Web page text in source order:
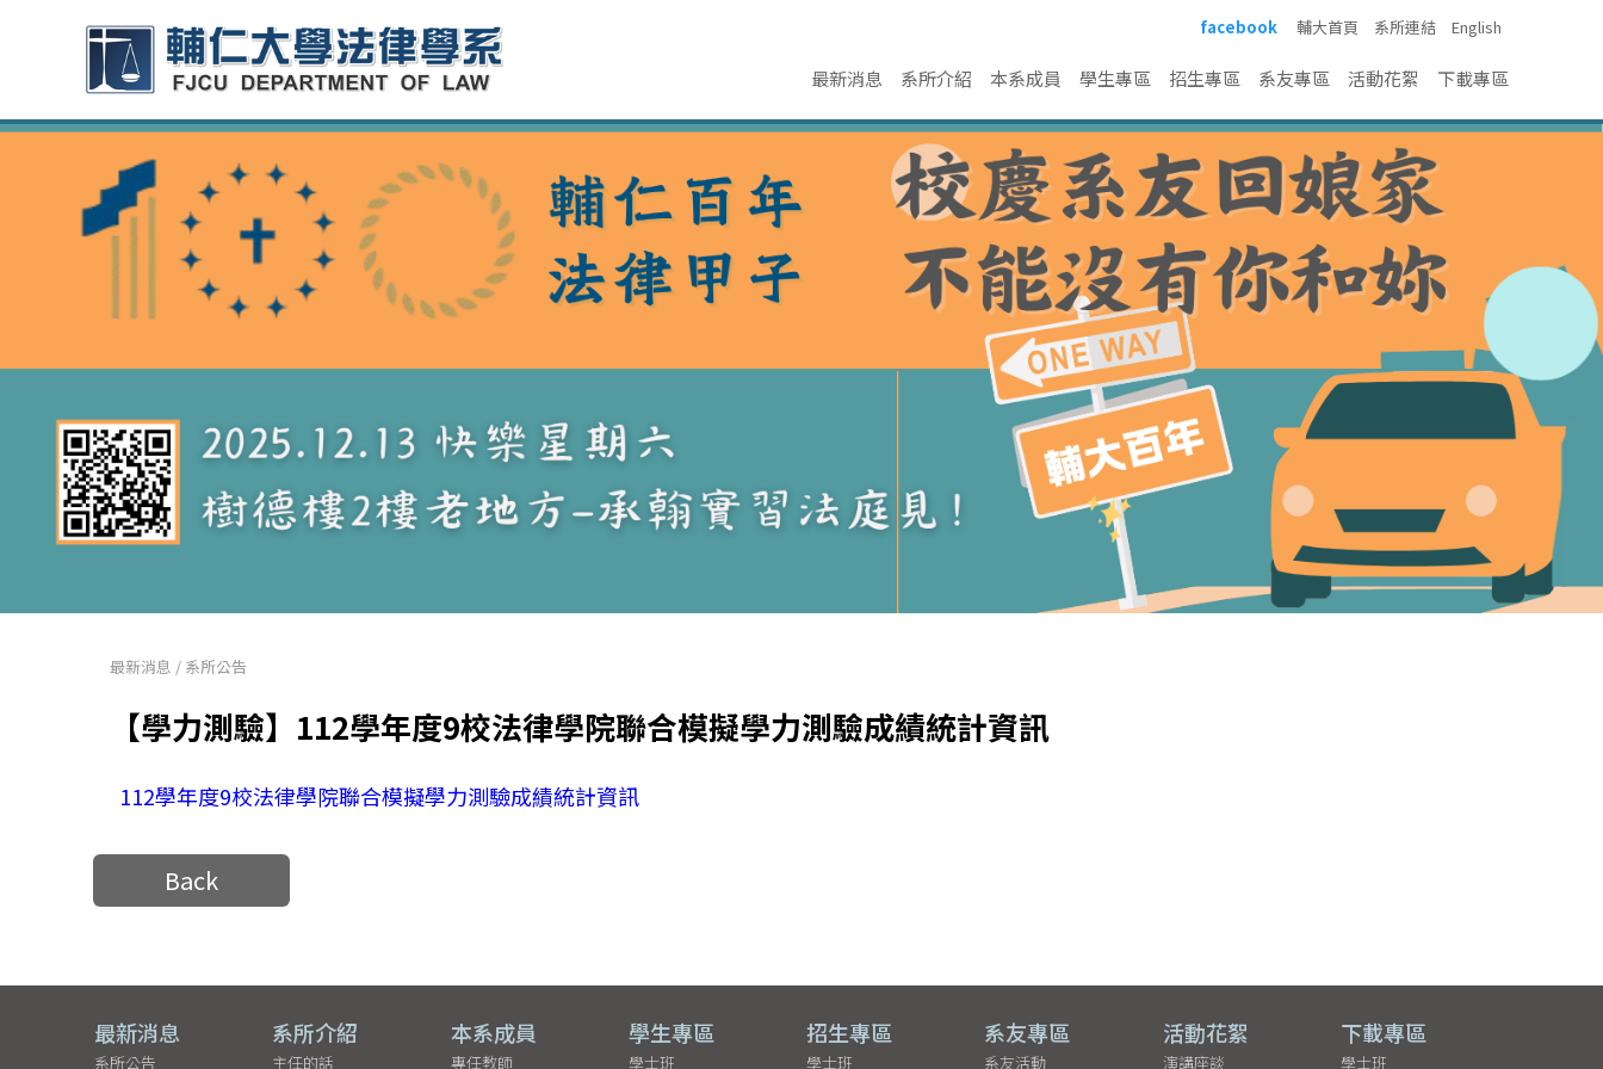
facebook 輔大首頁 系所連結 English
最新消息 系所介紹 本系成員 學生專區 招生專區 系友專區 活動花絮 下載專區
最新消息 / 系所公告
【學力測驗】112學年度9校法律學院聯合模擬學力測驗成績統計資訊
112學年度9校法律學院聯合模擬學力測驗成績統計資訊
Back
最新消息
系所公告
系所介紹
主任的話
本系成員
專任教師
學生專區
學士班
招生專區
學士班
系友專區
系友活動
活動花絮
演講座談
下載專區
學士班